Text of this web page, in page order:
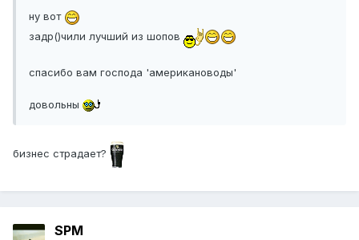
ну вот
задр()чили лучший из шопов
спасибо вам господа 'американоводы'
довольны
бизнес страдает?
SPM